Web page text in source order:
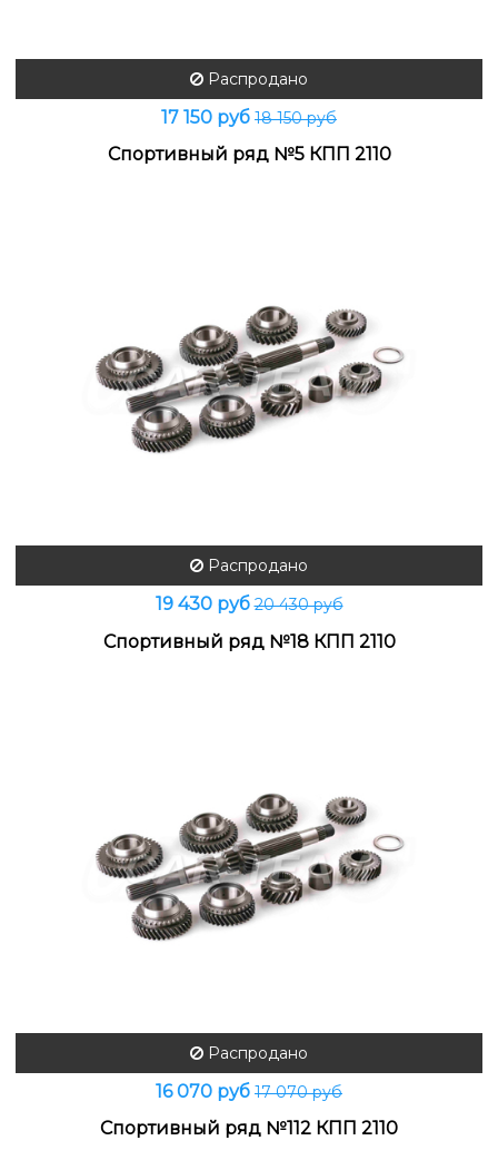
Распродано
17 150 руб 18 150 руб
Спортивный ряд №5 КПП 2110
Распродано
19 430 руб20 430 руб
Спортивный ряд №18 КПП 2110
Распродано
16 070 руб 17 070 руб
Спортивный ряд №112 КПП 2110